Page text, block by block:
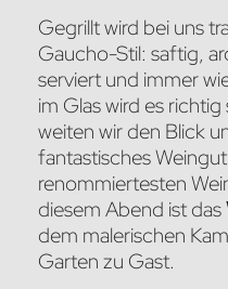
Gegrillt wird bei uns
Gaucho-Stil: saftig,
serviert und immer
im Glas wird es
weiten wir den Blick
fantastisches
renommiertesten
diesem Abend ist das
dem malerischen
Garten zu Gast.